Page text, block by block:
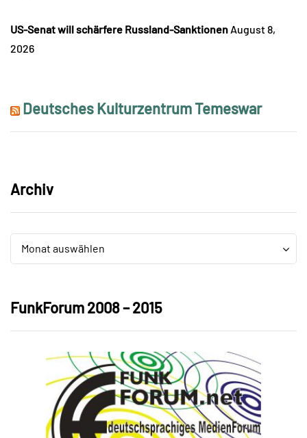
US-Senat will schärfere Russland-Sanktionen August 8,
2026
Deutsches Kulturzentrum Temeswar
Archiv
Archiv
Monat auswählen
Archiv
FunkForum 2008 – 2015